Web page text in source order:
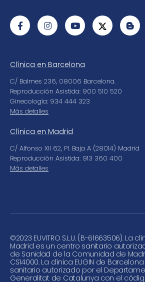
Clínica en Barcelona
C/ Balmes 236, 08006 Barcelona.
Reproducción Asistida: 900 510 520
Ginecología: 934 444 323
Más detalles
Clínica en Madrid
C/ Alfonso XII 62, Pl. Baja A (28014) Madrid
Reproducción Asistida: 913 360 400
Más detalles
©2023 EUVITRO S.L.U. (B-61663506). La
Madrid es un centro sanitario
de Sanidad de la Comunidad de
CS14000. La clínica EUGIN de
sanitario autorizado por el
Generalitat de Catalunya con el